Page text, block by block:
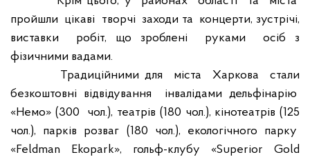
пройшли цікаві творчі заходи та концерти, зустрічі,
виставки
робіт, що зроблені руками
осіб з
фізичними вадами.
Традиційними для
міста Харкова
стали
безкоштовні відвідування
інвалідами дельфінарію
«Немо» (300
чол.), театрів (180 чол.), кінотеатрів (125
чол.), парків розваг (180 чол.), екологічного парку
«Feldman Ekopark», гольф-клубу «Superior
Gold